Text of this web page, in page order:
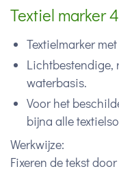
Textiel marker
Textielmarker
Lichtbestendige,
waterbasis.
Voor het
bijna alle
Werkwijze:
Fixeren de tekst